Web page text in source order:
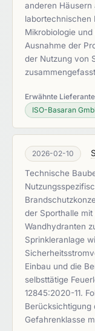
anderen Häusern
labortechnischen
Mikrobiologie
Ausnahme der
der Nutzung von
Erwähnte
ISO-Basaran
2026-02-10
Technische
der Sporthalle
Wandhydranten
Sprinkleranlage
Einbau und die
selbsttätige
12845:2020-11.
Berücksichtigung
Gefahrenklasse